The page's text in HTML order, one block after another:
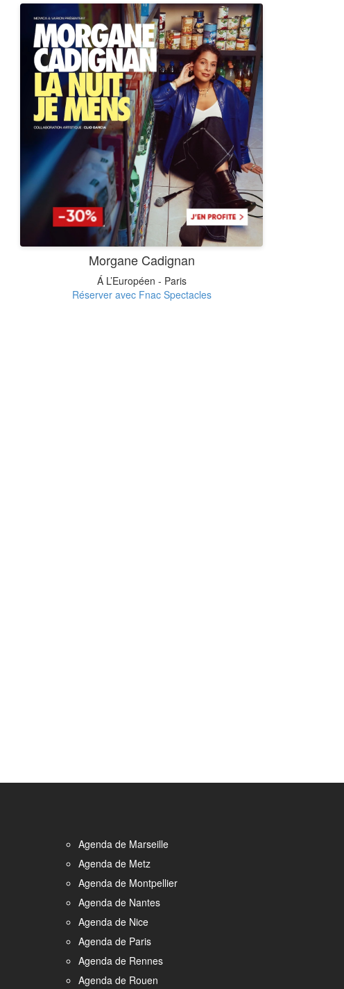
Morgane Cadignan
Á L’Européen - Paris
Réserver avec Fnac Spectacles
Agenda de Marseille
Agenda de Metz
Agenda de Montpellier
Agenda de Nantes
Agenda de Nice
Agenda de Paris
Agenda de Rennes
Agenda de Rouen